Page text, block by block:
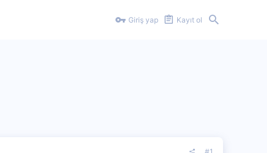
Giriş yap Kayıt ol